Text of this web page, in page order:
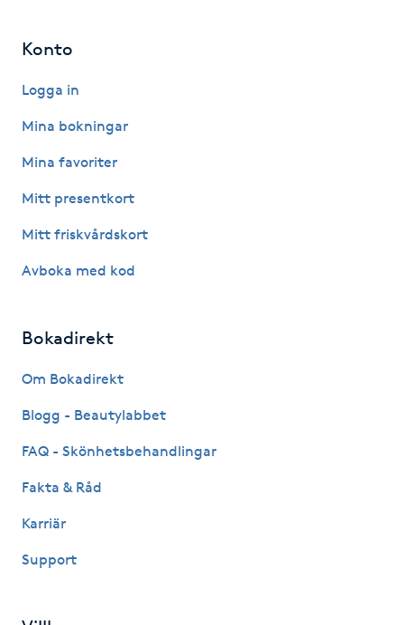
HIFU
Hot Stone Massage
Hot yoga
Hudföryngring
Huduppstramning
Hyaluronsyra
Hyperhidros
Konto
Logga in
Mina bokningar
Mina favoriter
Mitt presentkort
Mitt friskvårdskort
Avboka med kod
Bokadirekt
Om Bokadirekt
Blogg - Beautylabbet
FAQ - Skönhetsbehandlingar
Fakta & Råd
Karriär
Support